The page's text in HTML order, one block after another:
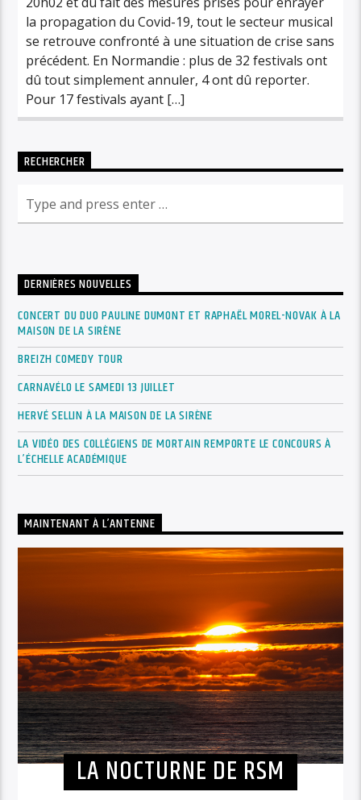
la propagation du Covid-19, tout le secteur musical
se retrouve confronté à une situation de crise sans
précédent. En Normandie : plus de 32 festivals ont
dû tout simplement annuler, 4 ont dû reporter.
Pour 17 festivals ayant […]
RECHERCHER
DERNIÈRES NOUVELLES
CONCERT DU DUO PAULINE DUMONT ET RAPHAËL MOREL-NOVAK À LA
MAISON DE LA SIRÈNE
BREIZH COMEDY TOUR
CARNAVÉLO LE SAMEDI 13 JUILLET
HERVÉ SELLIN À LA MAISON DE LA SIRÈNE
LA VIDÉO DES COLLÉGIENS DE MORTAIN REMPORTE LE CONCOURS À
L’ÉCHELLE ACADÉMIQUE
MAINTENANT À L’ANTENNE
LA NOCTURNE DE RSM